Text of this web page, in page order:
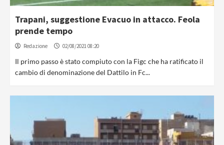
Trapani, suggestione Evacuo in attacco. Feola
prende tempo
Redazione 02/08/2021 08:20
Il primo passo è stato compiuto con la Figc che ha ratificato il
cambio di denominazione del Dattilo in Fc...